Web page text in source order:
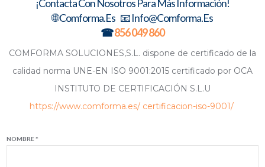
¡Contacta Con Nosotros Para Más Información!
🌐 Comforma.es 📧 Info@comforma.es
☎856 049 860
COMFORMA SOLUCIONES,S.L. dispone de certificado de la
calidad norma UNE-EN ISO 9001:2015 certificado por OCA
INSTITUTO DE CERTIFICACIÓN S.L.U
https://www.comforma.es/ certificacion-iso-9001/
NOMBRE *